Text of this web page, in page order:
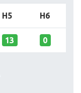
H5 H6
13 0